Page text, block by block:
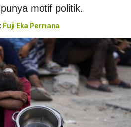
motif politik.
Fuji Eka Permana